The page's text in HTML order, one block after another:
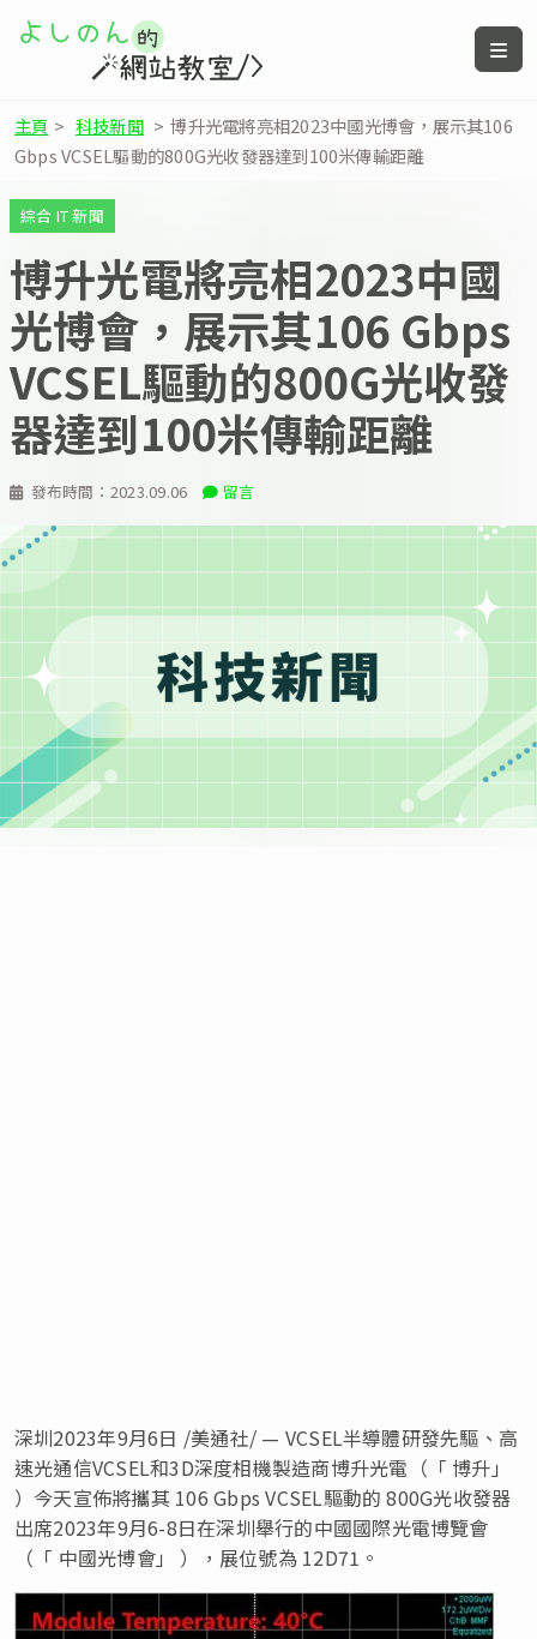
主頁 > 科技新聞 > 博升光電將亮相2023中國光博會，展示其106
Gbps VCSEL驅動的800G光收發器達到100米傳輸距離
發布時間： 2023.09.06 留言
綜合 IT 新聞
博升光電將亮相2023中國
光博會，展示其106 Gbps
VCSEL驅動的800G光收發
器達到100米傳輸距離
深圳2023年9月6日 /美通社/ — VCSEL半導體研發先驅、高
速光通信VCSEL和3D深度相機製造商博升光電（「 博升」
）今天宣佈將攜其 106 Gbps VCSEL驅動的 800G光收發器
出席2023年9月6-8日在深圳舉行的中國國際光電博覽會
（「 中國光博會」 ），展位號為 12D71。